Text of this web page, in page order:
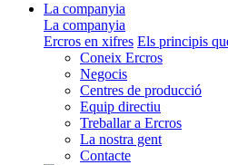
La companyia
La companyia
Ercros en xifres Els principis
Coneix Ercros
Negocis
Centres de producció
Equip directiu
Treballar a Ercros
La nostra gent
Contacte